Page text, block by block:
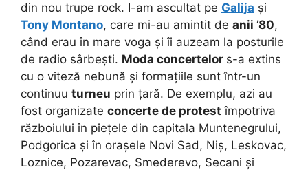
din nou trupe rock. I-am ascultat pe Galija și
Tony Montano, care mi-au amintit de anii ’80,
când erau în mare voga și îi auzeam la posturile
de radio sârbești. Moda concertelor s-a extins
cu o viteză nebună și formațiile sunt într-un
continuu turneu prin țară. De exemplu, azi au
fost organizate concerte de protest împotriva
războiului în piețele din capitala Muntenegrului,
Podgorica și în orașele Novi Sad, Niș, Leskovac,
Loznice, Pozarevac, Smederevo, Secani și